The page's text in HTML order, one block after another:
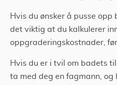
Hvis du ønsker å pusse
det viktig at du kalkulerer
oppgraderingskostnader,
Hvis du er i tvil om badets
ta med deg en fagmann, og